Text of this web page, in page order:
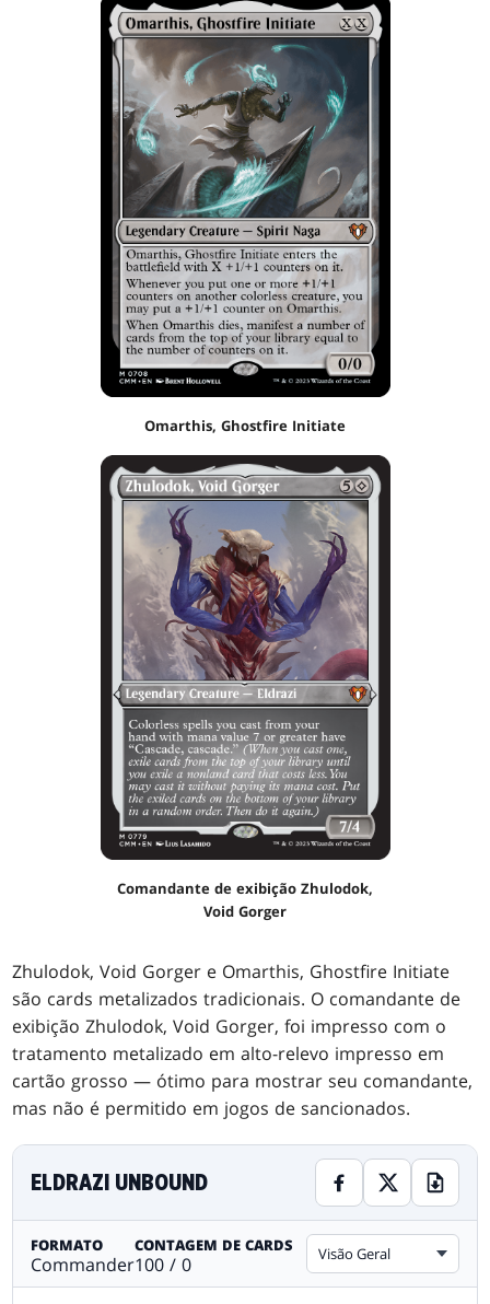
Omarthis, Ghostfire Initiate
Comandante de exibição Zhulodok,
Void Gorger
Zhulodok, Void Gorger e Omarthis, Ghostfire Initiate
são cards metalizados tradicionais. O comandante de
exibição Zhulodok, Void Gorger, foi impresso com o
tratamento metalizado em alto-relevo impresso em
cartão grosso — ótimo para mostrar seu comandante,
mas não é permitido em jogos de sancionados.
ELDRAZI UNBOUND
FORMATO
Commander
CONTAGEM DE CARDS
100 / 0 Visão Geral